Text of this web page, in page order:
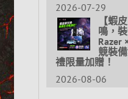
2026-07-29
【蝦
鳴，
Razer
競裝
禮限量加贈！
2026-08-06